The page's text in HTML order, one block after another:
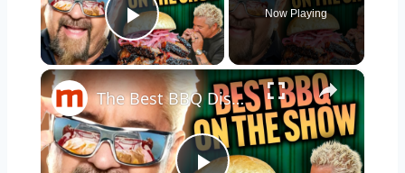
Play Video
Now Playing
×
The Best BBQ Dishes We've Seen On Diners, Drive-Ins And Dives